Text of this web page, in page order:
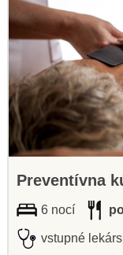
Preventívna
6 nocí
vstupné